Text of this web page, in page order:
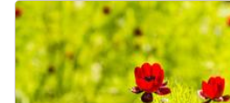
10 wilde Herbstblumen, die